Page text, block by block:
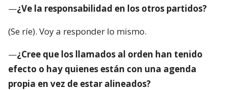
—¿Ve la responsabilidad en los otros partidos?
(Se ríe). Voy a responder lo mismo.
—¿Cree que los llamados al orden han tenido
efecto o hay quienes están con una agenda
propia en vez de estar alineados?